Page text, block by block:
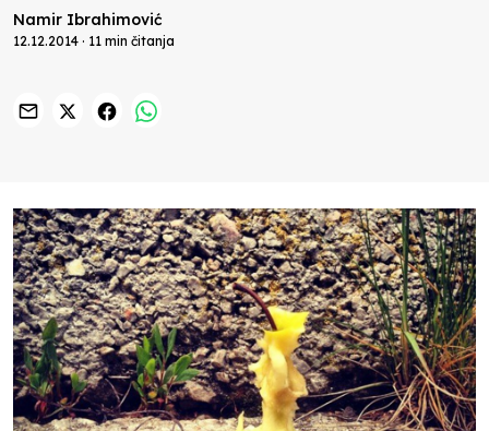
Namir Ibrahimović
12.12.2014 · 11 min čitanja